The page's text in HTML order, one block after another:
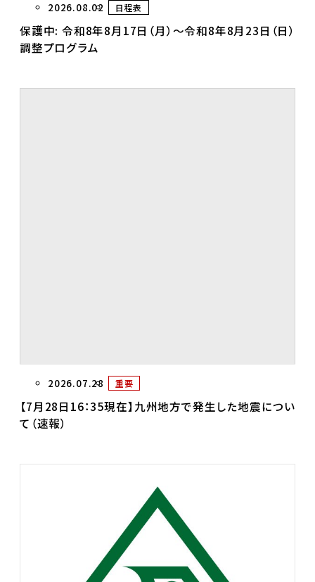
2026.08.02 日程表
保護中: 令和8年8月17日（月）～令和8年8月23日（日）
調整プログラム
2026.07.28 重要
【7月28日16：35現在】九州地方で発生した地震につい
て（速報）